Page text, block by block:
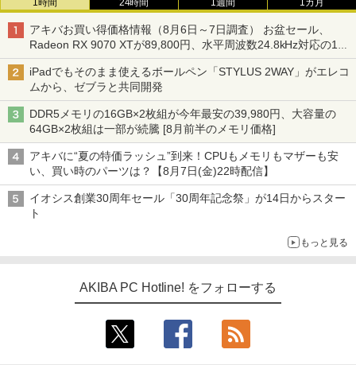
1時間 24時間 1週間 1カ月
アキバお買い得価格情報（8月6日～7日調査） お盆セール、
Radeon RX 9070 XTが89,800円、水平周波数24.8kHz対応の17
型モニターが9,801円、暑さ指数連動セール ほか
iPadでもそのまま使えるボールペン「STYLUS 2WAY」がエレコ
ムから、ゼブラと共同開発
DDR5メモリの16GB×2枚組が今年最安の39,980円、大容量の
64GB×2枚組は一部が続騰 [8月前半のメモリ価格]
アキバに“夏の特価ラッシュ”到来！CPUもメモリもマザーも安
い、買い時のパーツは？【8月7日(金)22時配信】
イオシス創業30周年セール「30周年記念祭」が14日からスター
ト
もっと見る
AKIBA PC Hotline! をフォローする